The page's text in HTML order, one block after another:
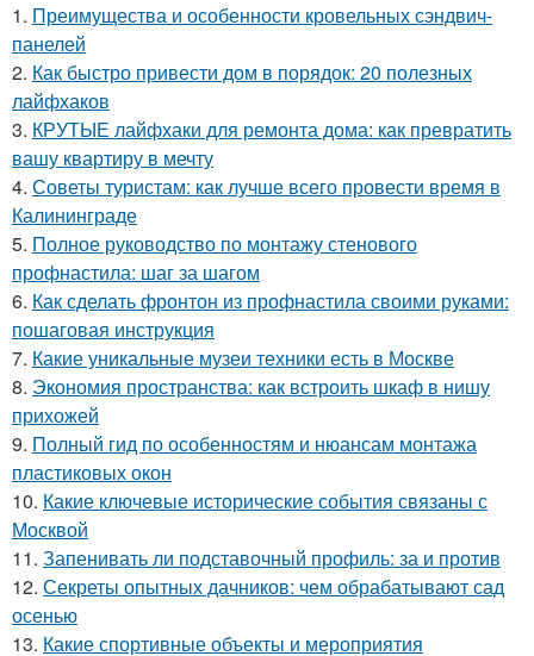
1. Преимущества и особенности кровельных сэндвич-
панелей
2. Как быстро привести дом в порядок: 20 полезных
лайфхаков
3. КРУТЫЕ лайфхаки для ремонта дома: как превратить
вашу квартиру в мечту
4. Советы туристам: как лучше всего провести время в
Калининграде
5. Полное руководство по монтажу стенового
профнастила: шаг за шагом
6. Как сделать фронтон из профнастила своими руками:
пошаговая инструкция
7. Какие уникальные музеи техники есть в Москве
8. Экономия пространства: как встроить шкаф в нишу
прихожей
9. Полный гид по особенностям и нюансам монтажа
пластиковых окон
10. Какие ключевые исторические события связаны с
Москвой
11. Запенивать ли подставочный профиль: за и против
12. Секреты опытных дачников: чем обрабатывают сад
осенью
13. Какие спортивные объекты и мероприятия